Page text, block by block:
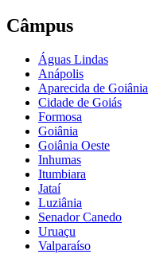
Câmpus
Águas Lindas
Anápolis
Aparecida de Goiânia
Cidade de Goiás
Formosa
Goiânia
Goiânia Oeste
Inhumas
Itumbiara
Jataí
Luziânia
Senador Canedo
Uruaçu
Valparaíso